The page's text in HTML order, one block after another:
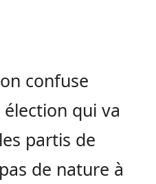
confuse
qui va
partis de
de nature à